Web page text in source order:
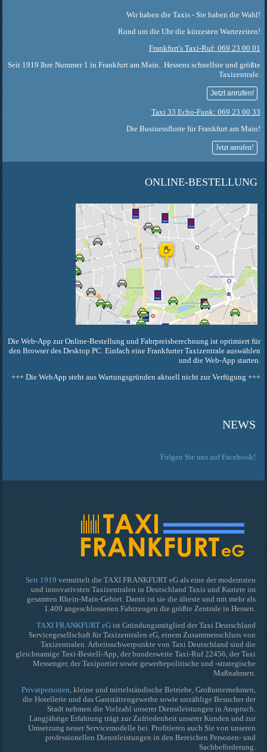
Wir haben die Taxis - Sie haben die Wahl!
Rund um die Uhr die kürzesten Wartezeiten!
Frankfurt's Taxi-Ruf: 069 23 00 01
Seit 1919 Ihre Nummer 1 in Frankfurt am Main. Hessens schnellste und größte
Taxizentrale.
Jetzt anrufen!
Taxi 33 Echo-Funk: 069 23 00 33
Die Businessflotte für Frankfurt am Main!
Jetzt anrufen!
ONLINE-BESTELLUNG
Die Web-App zur Online-Bestellung und Fahrpreisberechnung ist optimiert für
den Browser des Desktop PC. Einfach eine Frankfurter Taxizentrale auswählen
und die Web-App starten.
+++ Die WebApp steht aus Wartungsgründen aktuell nicht zur Verfügung +++
NEWS
Folgen Sie uns auf Facebook!
Seit 1919 vermittelt die TAXI FRANKFURT eG als eine der modernsten
und innovativsten Taxizentralen in Deutschland Taxis und Kuriere im
gesamten Rhein-Main-Gebiet. Damit ist sie die älteste und mit mehr als
1.400 angeschlossenen Fahrzeugen die größte Zentrale in Hessen.
TAXI FRANKFURT eG ist Gründungsmitglied der Taxi Deutschland
Servicegesellschaft für Taxizentralen eG, einem Zusammenschluss von
Taxizentralen. Arbeitsschwerpunkte von Taxi Deutschland sind die
gleichnamige Taxi-Bestell-App, der bundesweite Taxi-Ruf 22456, der Taxi
Messenger, der Taxiportier sowie gewerbepolitische und -strategische
Maßnahmen.
Privatpersonen , kleine und mittelständische Betriebe, Großunternehmen,
die Hotellerie und das Gaststättengewerbe sowie unzählige Besucher der
Stadt nehmen die Vielzahl unserer Dienstleistungen in Anspruch.
Langjährige Erfahrung trägt zur Zufriedenheit unserer Kunden und zur
Umsetzung neuer Servicemodelle bei. Profitieren auch Sie von unseren
professionellen Dienstleistungen in den Bereichen Personen- und
Sachbeförderung.